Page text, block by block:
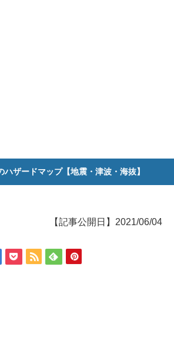
ザードマップ【地震・津波・海抜】
【記事公開日】2021/06/04